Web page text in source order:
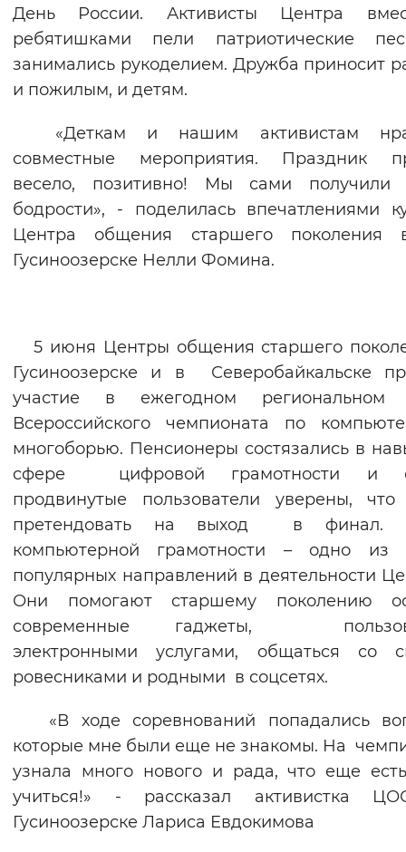
День России. Активисты Центра
ребятишками пели патриотические
занимались рукоделием. Дружба приносит
и пожилым, и детям.
«Деткам и нашим активистам
совместные мероприятия. Праздник
весело, позитивно! Мы сами получили
бодрости», - поделилась впечатлениями
Центра общения старшего
Гусиноозерске Нелли Фомина.
5 июня Центры общения старшего
Гусиноозерске и в Северобайкальске
участие в ежегодном региональном
Всероссийского чемпионата по
многоборью. Пенсионеры состязались в
сфере цифровой грамотности и
продвинутые пользователи уверены, что
претендовать на выход в финал.
компьютерной грамотности – одно из
популярных направлений в деятельности
Они помогают старшему поколению
современные гаджеты,
электронными услугами, общаться со
ровесниками и родными в соцсетях.
«В ходе соревнований попадались
которые мне были еще не знакомы. На
узнала много нового и рада, что еще
учиться!» - рассказал активистка
Гусиноозерске Лариса Евдокимова